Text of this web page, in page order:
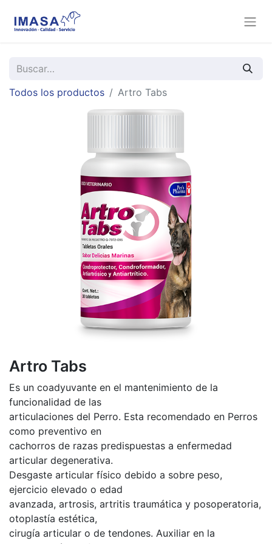
Todos los productos Artro Tabs
Artro Tabs
Es un coadyuvante en el mantenimiento de la
funcionalidad de las
articulaciones del Perro. Esta recomendado en Perros
como preventivo en
cachorros de razas predispuestas a enfermedad
articular degenerativa.
Desgaste articular físico debido a sobre peso,
ejercicio elevado o edad
avanzada, artrosis, artritis traumática y posoperatoria,
otoplastía estética,
cirugía articular o de tendones. Auxiliar en la